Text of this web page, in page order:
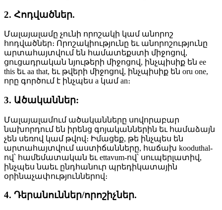
2. Հոդվածներ.
Մալայալամը չունի որոշակի կամ անորոշ
հոդվածներ։ Որոշակիությունը եւ անորոշությունը
արտահայտվում են համատեքստի միջոցով,
ցուցադրական նյութերի միջոցով, ինչպիսիք են ee
this եւ aa that, եւ թվերի միջոցով, ինչպիսիք են oru one,
որը գործում է ինչպես a կամ an։
3. Ածականներ:
Մալայալամում ածականները սովորաբար
նախորդում են իրենց գոյականներին եւ համաձայն
չեն սեռով կամ թվով։ Իմացեք, թե ինչպես են
արտահայտվում աստիճանները, հաճախ kooduthal-
ով՝ համեմատական եւ ettavum-ով՝ սուպերլատիվ,
ինչպես նաեւ ընդհանուր պրեդիկատային
օրինաչափություններով։
4. Դերանուններ/որոշիչներ.